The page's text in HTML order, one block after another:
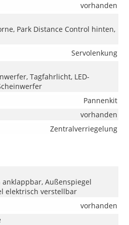
vorhanden
Park Distance Control hinten,
Servolenkung
Tagfahrlicht, LED-
Pannenkit
vorhanden
Zentralverriegelung
Außenspiegel
elektrisch verstellbar
vorhanden